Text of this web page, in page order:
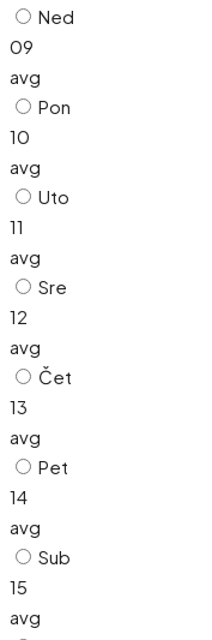
Ned
09
avg
Pon
10
avg
Uto
11
avg
Sre
12
avg
Čet
13
avg
Pet
14
avg
Sub
15
avg